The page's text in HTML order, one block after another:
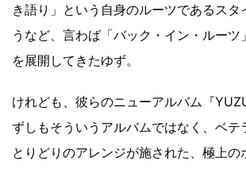
き語り」という自身のルーツであるスタ
うなど、言わば「バック・イン・ルーツ
を展開してきたゆず。
けれども、彼らのニューアルバム『
ずしもそういうアルバムではなく、ベテ
とりどりのアレンジが施された、極上の